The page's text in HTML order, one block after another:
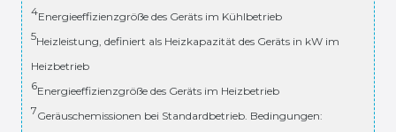
4Energieeffizienzgröße des Geräts im Kühlbetrieb
5Heizleistung, definiert als Heizkapazität des Geräts in kW im
Heizbetrieb
6Energieeffizienzgröße des Geräts im Heizbetrieb
7Geräuschemissionen bei Standardbetrieb. Bedingungen: